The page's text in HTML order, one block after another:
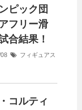
ピック団
フリー滑
合結果！
フィギュアス
コルティ